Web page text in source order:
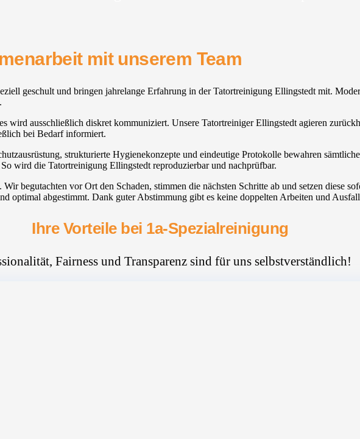
mit unserem Team
geschult und bringen jahrelange Erfahrung in der Tatortreinigung Ellingstedt mit.
wird ausschließlich diskret kommuniziert. Unsere Tatortreiniger Ellingstedt agieren
bei Bedarf informiert.
strukturierte Hygienekonzepte und eindeutige Protokolle bewahren
wird die Tatortreinigung Ellingstedt reproduzierbar und nachprüfbar.
begutachten vor Ort den Schaden, stimmen die nächsten Schritte ab und setzen diese
optimal abgestimmt. Dank guter Abstimmung gibt es keine doppelten Arbeiten und
Ihre Vorteile bei 1a-Spezialreinigung
Fairness und Transparenz sind für uns selbstverständlich!